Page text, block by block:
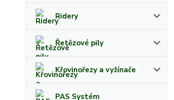
Ridery
Řetězové pily
Křovinořezy a vyžínače
PAS Systém